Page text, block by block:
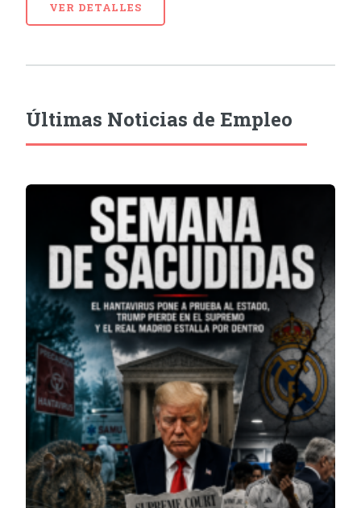
VER DETALLES
Últimas Noticias de Empleo